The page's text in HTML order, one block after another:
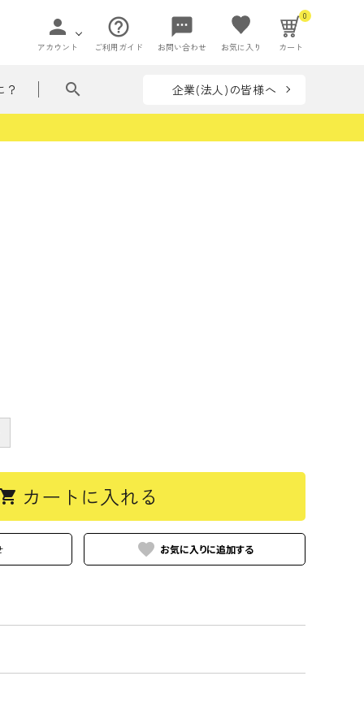
person
アカウント
help_outline
ご利用ガイド
sms
お問い合わせ お気に入り
0
カート
？ search 企業(法人)の皆様へ
shopping_cart カートに入れる
favorite